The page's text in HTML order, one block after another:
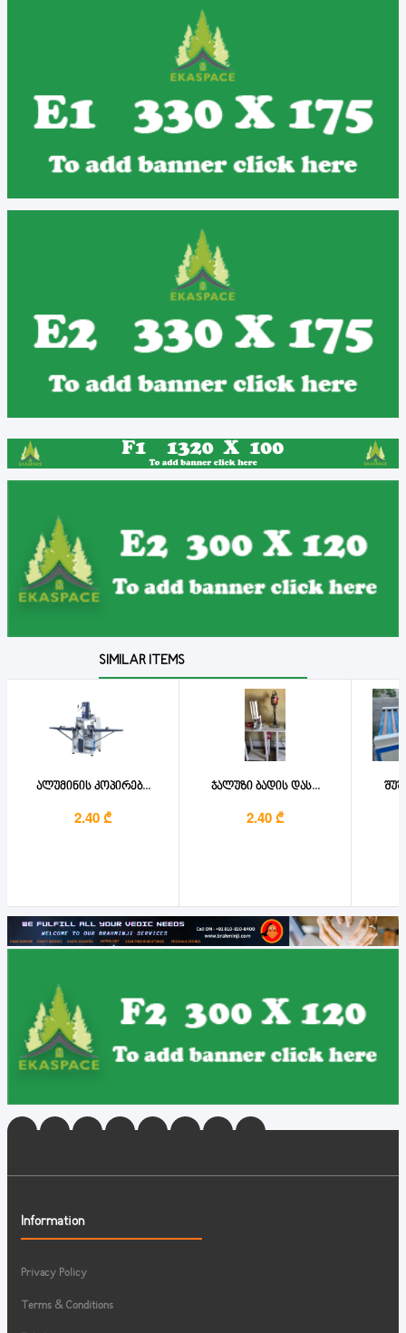
SIMILAR ITEMS
ალუმინის კოპირებ...
2.40 ₾
ჯალუზი ბადის დას...
2.40 ₾
Information
Privacy Policy
Terms & Conditions